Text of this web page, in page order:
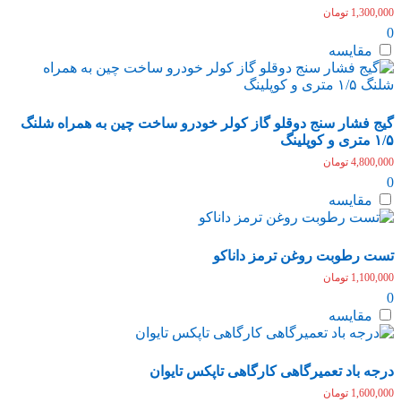
1,300,000 تومان
0
مقایسه
گیج فشار سنج دوقلو گاز کولر خودرو ساخت چین به همراه شلنگ
۱/۵ متری و کوپلینگ
4,800,000 تومان
0
مقایسه
تست رطوبت روغن ترمز داناکو
1,100,000 تومان
0
مقایسه
درجه باد تعمیرگاهی کارگاهی تاپکس تایوان
1,600,000 تومان